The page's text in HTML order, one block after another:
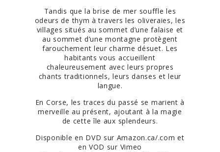
Tandis que la brise de mer souffle les
odeurs de thym à travers les oliveraies, les
villages situés au sommet d’une falaise et
au sommet d’une montagne protègent
farouchement leur charme désuet. Les
habitants vous accueillent
chaleureusement avec leurs propres
chants traditionnels, leurs danses et leur
langue.
En Corse, les traces du passé se marient à
merveille au présent, ajoutant à la magie
de cette île aux splendeurs.
Disponible en DVD sur Amazon.ca/.com et
en VOD sur Vimeo